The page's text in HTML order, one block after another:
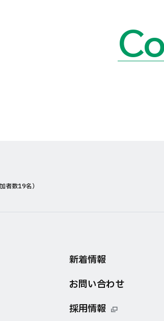
者数19名）
新着情報
お問い合わせ
採用情報